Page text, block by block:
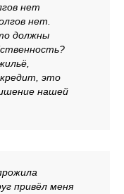
нет
нет.
должны
это
нашей
привёл меня